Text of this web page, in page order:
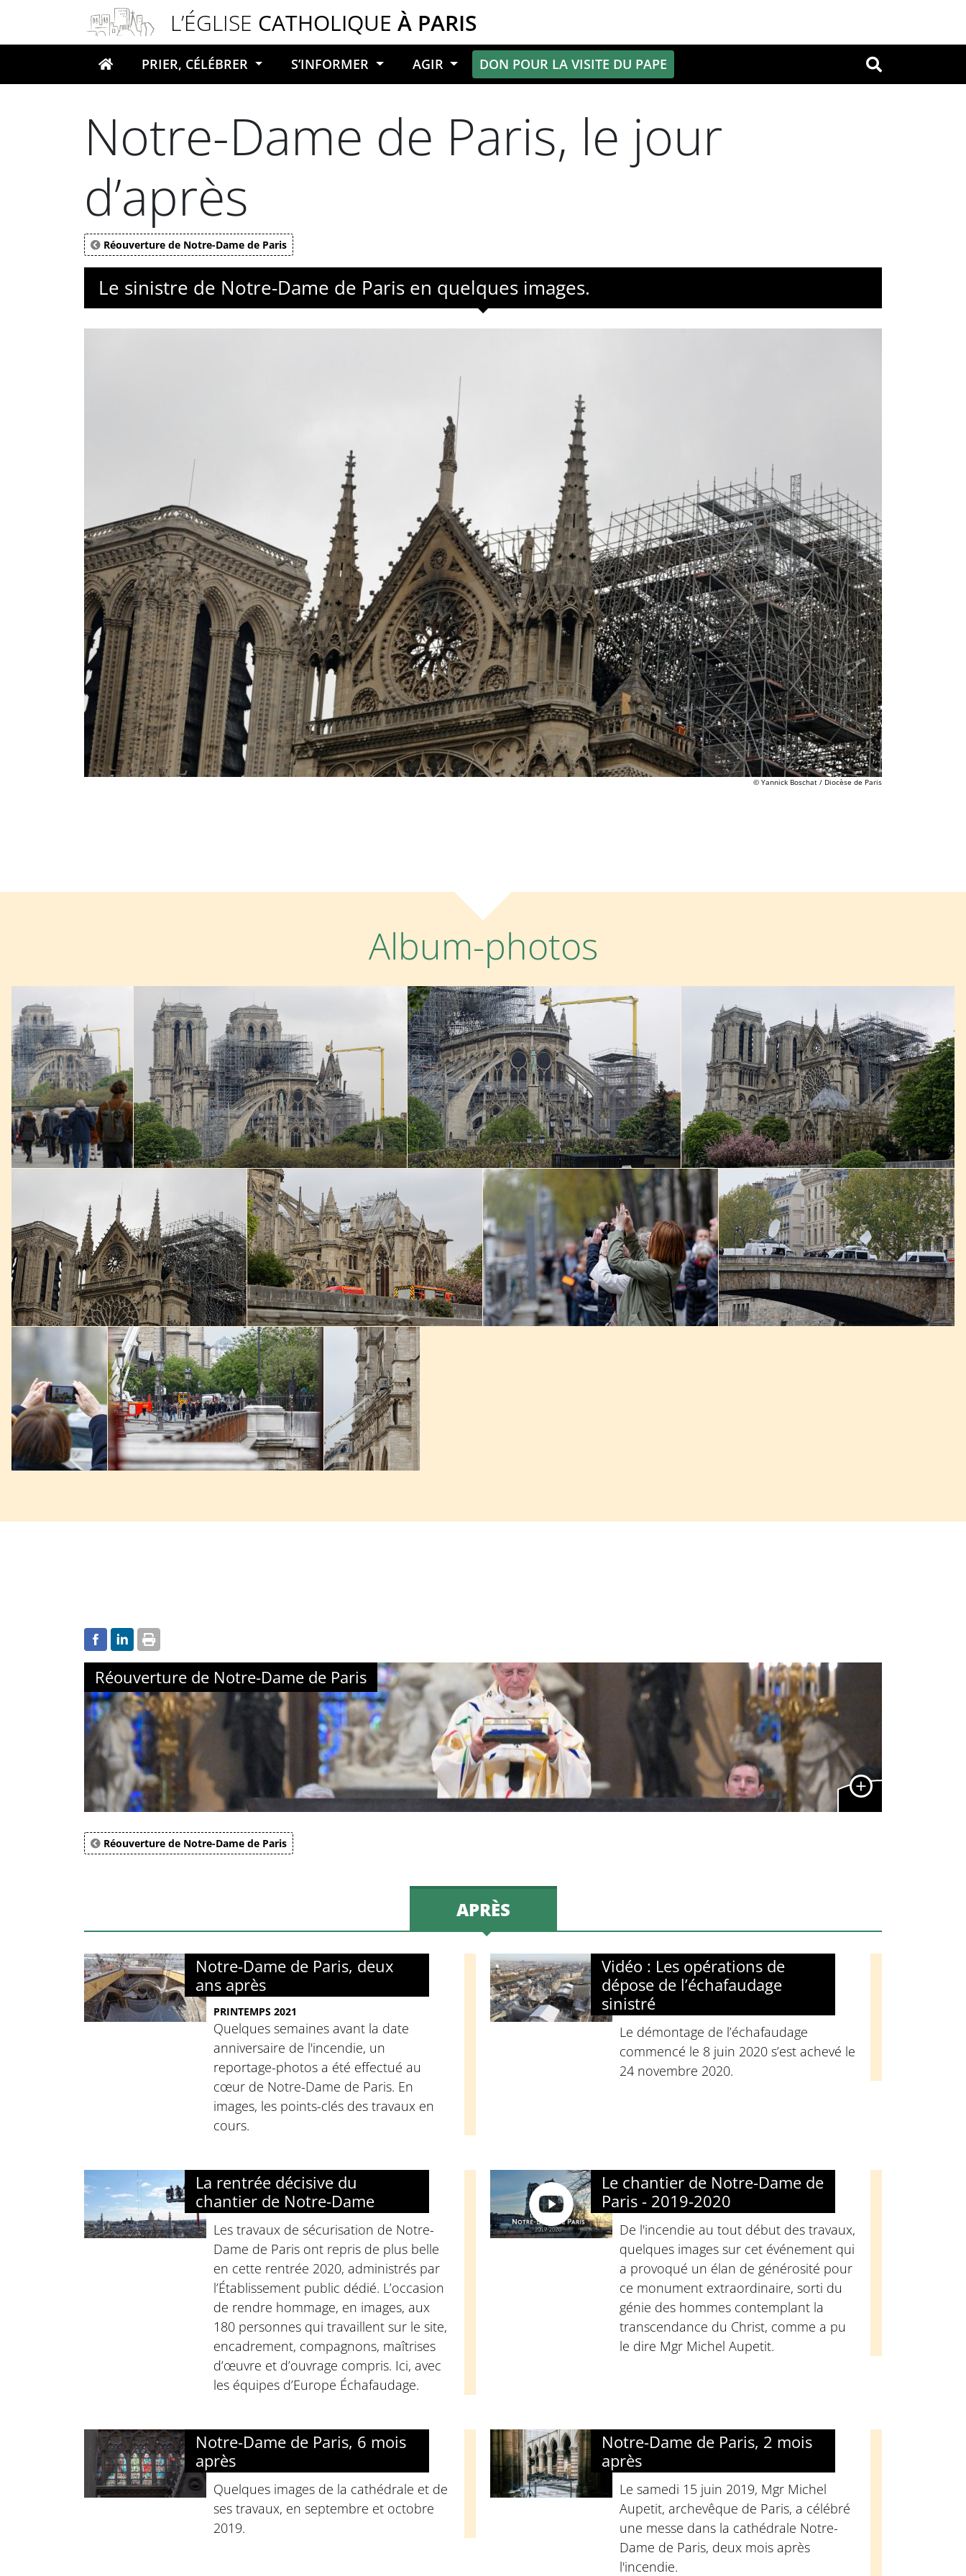
L’ÉGLISE CATHOLIQUE À PARIS
Votre recherche OK
PRIER, CÉLÉBRER S’INFORMER AGIR DON POUR LA VISITE DU PAPE
Notre-Dame de Paris, le jour
d’après
Réouverture de Notre-Dame de Paris
Le sinistre de Notre-Dame de Paris en quelques images.
© Yannick Boschat / Diocèse de Paris
Album-photos
Réouverture de Notre-Dame de Paris
Réouverture de Notre-Dame de Paris
APRÈS
Notre-Dame de Paris, deux
ans après
PRINTEMPS 2021
Quelques semaines avant la date
anniversaire de l'incendie, un
reportage-photos a été effectué au
cœur de Notre-Dame de Paris. En
images, les points-clés des travaux en
cours.
Vidéo : Les opérations de
dépose de l’échafaudage
sinistré
Le démontage de l’échafaudage
commencé le 8 juin 2020 s’est achevé le
24 novembre 2020.
La rentrée décisive du
chantier de Notre-Dame
Les travaux de sécurisation de Notre-
Dame de Paris ont repris de plus belle
en cette rentrée 2020, administrés par
l’Établissement public dédié. L’occasion
de rendre hommage, en images, aux
180 personnes qui travaillent sur le site,
encadrement, compagnons, maîtrises
d’œuvre et d’ouvrage compris. Ici, avec
les équipes d’Europe Échafaudage.
Le chantier de Notre-Dame de
Paris - 2019-2020
De l'incendie au tout début des travaux,
quelques images sur cet événement qui
a provoqué un élan de générosité pour
ce monument extraordinaire, sorti du
génie des hommes contemplant la
transcendance du Christ, comme a pu
le dire Mgr Michel Aupetit.
Notre-Dame de Paris, 6 mois
après
Quelques images de la cathédrale et de
ses travaux, en septembre et octobre
2019.
Notre-Dame de Paris, 2 mois
après
Le samedi 15 juin 2019, Mgr Michel
Aupetit, archevêque de Paris, a célébré
une messe dans la cathédrale Notre-
Dame de Paris, deux mois après
l'incendie.
Panneau de gestion des cookies